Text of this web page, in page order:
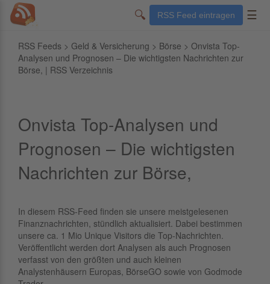
🔍 RSS Feed eintragen ☰
RSS Feeds > Geld & Versicherung > Börse > Onvista Top-
Analysen und Prognosen – Die wichtigsten Nachrichten zur
Börse, | RSS Verzeichnis
Onvista Top-Analysen und
Prognosen – Die wichtigsten
Nachrichten zur Börse,
In diesem RSS-Feed finden sie unsere meistgelesenen
Finanznachrichten, stündlich aktualisiert. Dabei bestimmen
unsere ca. 1 Mio Unique Visitors die Top-Nachrichten.
Veröffentlicht werden dort Analysen als auch Prognosen
verfasst von den größten und auch kleinen
Analystenhäusern Europas, BörseGO sowie von Godmode